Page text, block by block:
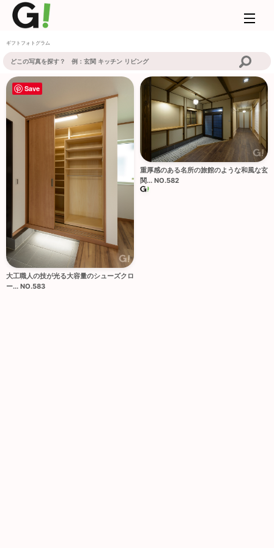
ギフトフォトグラム
大工職人の技が光る大容量のシューズクロ
ー... NO.583
重厚感のある名所の旅館のような和風な玄
関... NO.582
Save